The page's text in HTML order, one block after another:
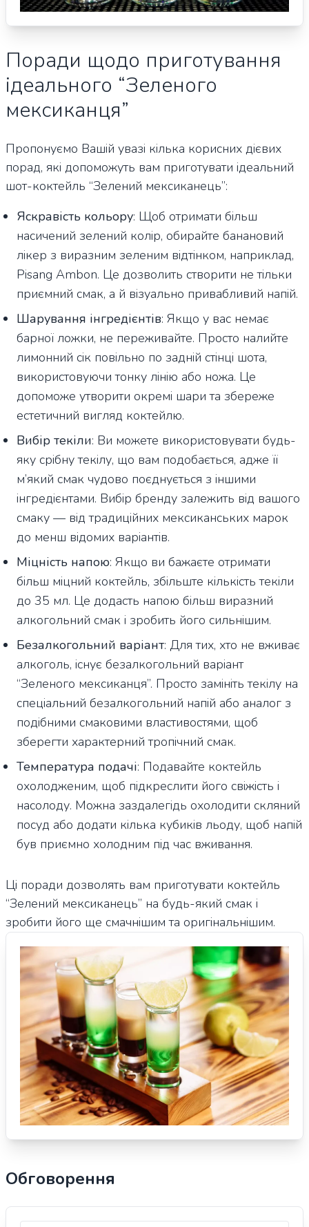
Поради щодо приготування
ідеального “Зеленого
мексиканця”
Пропонуємо Вашій увазі кілька корисних дієвих
порад, які допоможуть вам приготувати ідеальний
шот-коктейль “Зелений мексиканець”:
Яскравість кольору: Щоб отримати більш
насичений зелений колір, обирайте банановий
лікер з виразним зеленим відтінком, наприклад,
Pisang Ambon. Це дозволить створити не тільки
приємний смак, а й візуально привабливий напій.
Шарування інгредієнтів: Якщо у вас немає
барної ложки, не переживайте. Просто налийте
лимонний сік повільно по задній стінці шота,
використовуючи тонку лінію або ножа. Це
допоможе утворити окремі шари та збереже
естетичний вигляд коктейлю.
Вибір текіли: Ви можете використовувати будь-
яку срібну текілу, що вам подобається, адже її
м’який смак чудово поєднується з іншими
інгредієнтами. Вибір бренду залежить від вашого
смаку — від традиційних мексиканських марок
до менш відомих варіантів.
Міцність напою: Якщо ви бажаєте отримати
більш міцний коктейль, збільште кількість текіли
до 35 мл. Це додасть напою більш виразний
алкогольний смак і зробить його сильнішим.
Безалкогольний варіант: Для тих, хто не вживає
алкоголь, існує безалкогольний варіант
“Зеленого мексиканця”. Просто замініть текілу на
спеціальний безалкогольний напій або аналог з
подібними смаковими властивостями, щоб
зберегти характерний тропічний смак.
Температура подачі: Подавайте коктейль
охолодженим, щоб підкреслити його свіжість і
насолоду. Можна заздалегідь охолодити скляний
посуд або додати кілька кубиків льоду, щоб напій
був приємно холодним під час вживання.
Ці поради дозволять вам приготувати коктейль
“Зелений мексиканець” на будь-який смак і
зробити його ще смачнішим та оригінальнішим.
Обговорення